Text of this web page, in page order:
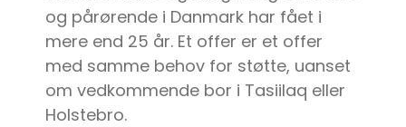
og pårørende i Danmark har fået i
mere end 25 år. Et offer er et offer
med samme behov for støtte, uanset
om vedkommende bor i Tasiilaq eller
Holstebro.